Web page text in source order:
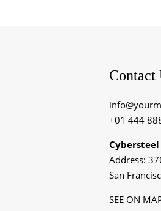
Contact
+01 444
Cybersteel
Address:
San
SEE ON